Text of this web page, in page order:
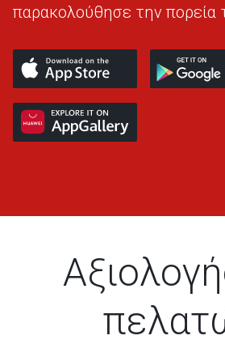
παρακολούθησε την πορεία